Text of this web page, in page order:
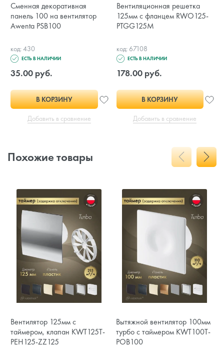
Сменная декоративная
панель 100 на вентилятор
Awenta PSB100
код: 430
ЕСТЬ В НАЛИЧИИ
35.00 руб.
В КОРЗИНУ
Добавить в сравнение
Вентиляционная решетка
125мм с фланцем RWO125-
PTGG125M
код: 67108
ЕСТЬ В НАЛИЧИИ
178.00 руб.
В КОРЗИНУ
Добавить в сравнение
Похожие товары
Вентилятор 125мм с
таймером, клапан KWT125T-
PEH125-ZZ125
Вытяжной вентилятор 100мм
турбо с таймером KWT100T-
POB100